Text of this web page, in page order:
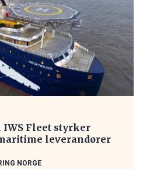
Fleet styrker
leverandører
NORGE